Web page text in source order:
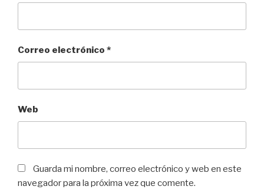
Correo electrónico *
Web
Guarda mi nombre, correo electrónico y web en este
navegador para la próxima vez que comente.